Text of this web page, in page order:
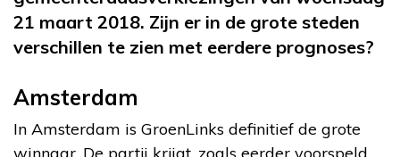
21 maart 2018. Zijn er in de grote steden
verschillen te zien met eerdere prognoses?
Amsterdam
In Amsterdam is GroenLinks definitief de grote
winnaar. De partij krijgt, zoals eerder voorspeld,